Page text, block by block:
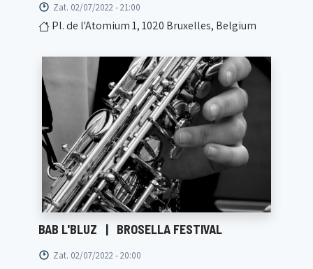
Zat. 02/07/2022 - 21:00
Pl. de l'Atomium 1, 1020 Bruxelles, Belgium
BAB L'BLUZ | BROSELLA FESTIVAL
Zat. 02/07/2022 - 20:00